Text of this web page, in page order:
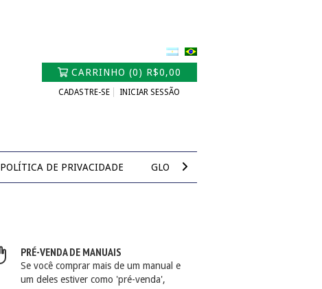
CARRINHO (0) R$0,00
CADASTRE-SE INICIAR SESSÃO
POLÍTICA DE PRIVACIDADE GLOSSÁRIO ONLINE VDA QMC
PRÉ-VENDA DE MANUAIS
Se você comprar mais de um manual e
um deles estiver como 'pré-venda',